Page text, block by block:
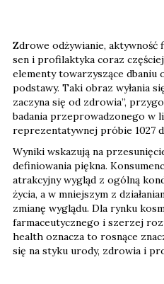
Zdrowe odżywianie, aktywność
sen i profilaktyka coraz
elementy towarzyszące dbaniu
podstawy. Taki obraz wyłania
zaczyna się od zdrowia”,
badania przeprowadzonego w
reprezentatywnej próbie 1027
Wyniki wskazują na
definiowania piękna.
atrakcyjny wygląd z ogólną
życia, a w mniejszym z
zmianę wyglądu. Dla rynku
farmaceutycznego i szerzej
health oznacza to rosnące
się na styku urody, zdrowia i